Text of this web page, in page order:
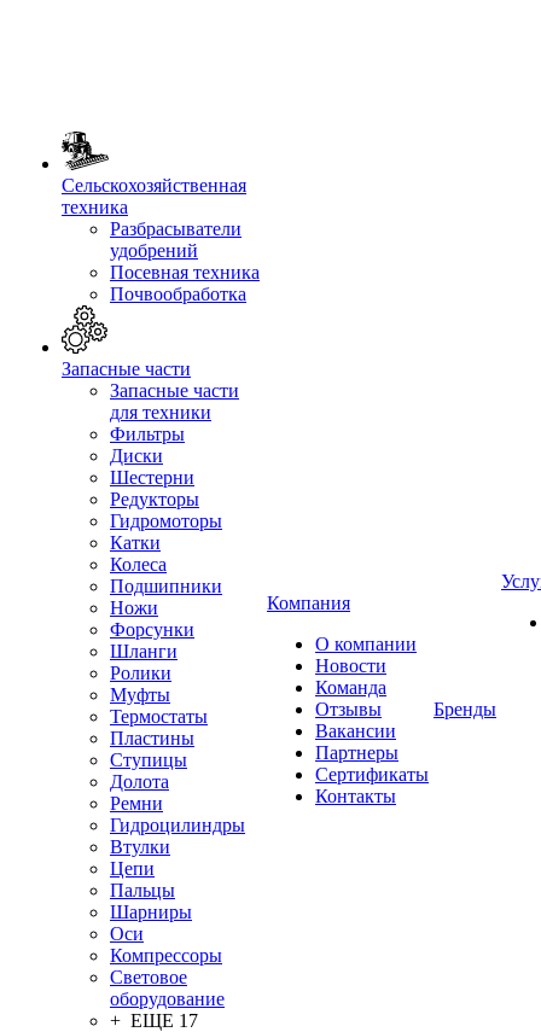
Сельскохозяйственная
техника
Разбрасыватели
удобрений
Посевная техника
Почвообработка
Запасные части
Запасные части
для техники
Фильтры
Диски
Шестерни
Редукторы
Гидромоторы
Катки
Колеса
Подшипники
Ножи
Форсунки
Шланги
Ролики
Муфты
Термостаты
Пластины
Ступицы
Долота
Ремни
Гидроцилиндры
Втулки
Цепи
Пальцы
Шарниры
Оси
Компрессоры
Световое
оборудование
+ ЕЩЕ 17
Компания
О компании
Новости
Команда
Отзывы
Вакансии
Партнеры
Сертификаты
Контакты
Бренды